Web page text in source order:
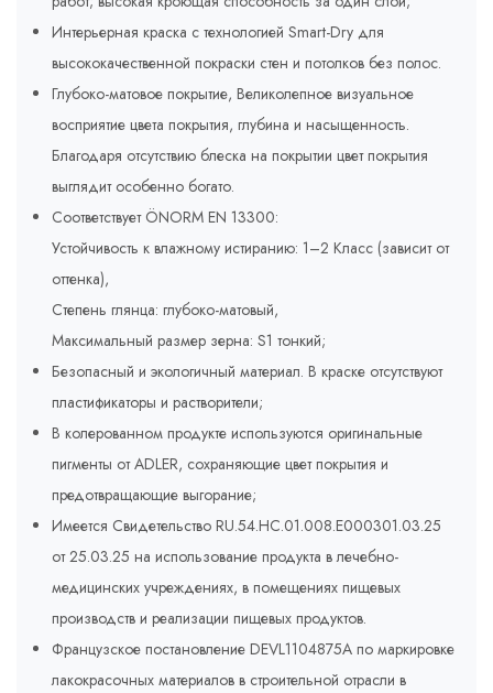
Интерьерная краска с технологией Smart-Dry для
высококачественной покраски стен и потолков без полос.
Глубоко-матовое покрытие, Великолепное визуальное
восприятие цвета покрытия, глубина и насыщенность.
Благодаря отсутствию блеска на покрытии цвет покрытия
выглядит особенно богато.
Соответствует ÖNORM EN 13300:
Устойчивость к влажному истиранию: 1–2 Класс (зависит от
оттенка),
Степень глянца: глубоко-матовый,
Максимальный размер зерна: S1 тонкий;
Безопасный и экологичный материал. В краске отсутствуют
пластификаторы и растворители;
В колерованном продукте используются оригинальные
пигменты от ADLER, сохраняющие цвет покрытия и
предотвращающие выгорание;
Имеется Свидетельство RU.54.HC.01.008.E000301.03.25
от 25.03.25 на использование продукта в лечебно-
медицинских учреждениях, в помещениях пищевых
производств и реализации пищевых продуктов.
Французское постановление DEVL1104875A по маркировке
лакокрасочных материалов в строительной отрасли в